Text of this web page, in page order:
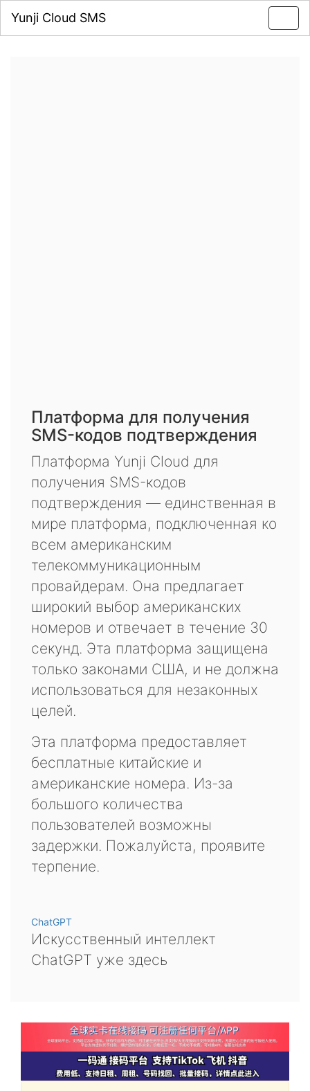
Yunji Cloud SMS
Платформа для получения
SMS-кодов подтверждения
Платформа Yunji Cloud для
получения SMS-кодов
подтверждения — единственная в
мире платформа, подключенная ко
всем американским
телекоммуникационным
провайдерам. Она предлагает
широкий выбор американских
номеров и отвечает в течение 30
секунд. Эта платформа защищена
только законами США, и не должна
использоваться для незаконных
целей.
Эта платформа предоставляет
бесплатные китайские и
американские номера. Из-за
большого количества
пользователей возможны
задержки. Пожалуйста, проявите
терпение.
ChatGPT
Искусственный интеллект
ChatGPT уже здесь